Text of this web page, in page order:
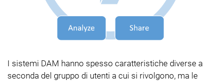
I sistemi DAM hanno spesso caratteristiche diverse a
seconda del gruppo di utenti a cui si rivolgono, ma le